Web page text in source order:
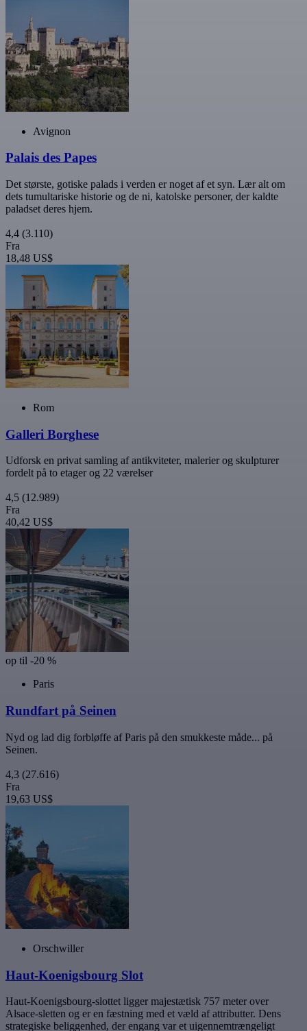
Avignon
Palais des Papes
Det største, gotiske palads i verden er noget af et syn. Lær alt om
dets tumultariske historie og de ni, katolske personer, der kaldte
paladset deres hjem.
4,4 (3.110)
Fra
18,48 US$
Rom
Galleri Borghese
Udforsk en privat samling af antikviteter, malerier og skulpturer
fordelt på to etager og 22 værelser
4,5 (12.989)
Fra
40,42 US$
op til -20 %
Paris
Rundfart på Seinen
Nyd og lad dig forbløffe af Paris på den smukkeste måde... på
Seinen.
4,3 (27.616)
Fra
19,63 US$
Orschwiller
Haut-Koenigsbourg Slot
Haut-Koenigsbourg-slottet ligger majestætisk 757 meter over
Alsace-sletten og er en fæstning med et væld af attributter. Dens
strategiske beliggenhed, der engang var et uigennemtrængeligt